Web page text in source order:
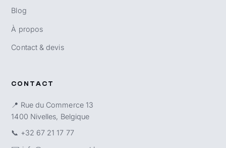
Blog
À propos
Contact & devis
CONTACT
📍 Rue du Commerce 13
1400 Nivelles, Belgique
📞 +32 67 21 17 77